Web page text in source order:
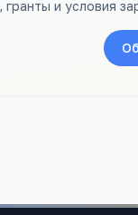
и условия